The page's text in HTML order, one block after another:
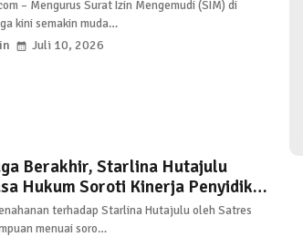
– Mengurus Surat Izin Mengemudi (SIM) di
kini semakin muda…
Juli 10, 2026
Berakhir, Starlina Hutajulu
Hukum Soroti Kinerja Penyidik
terhadap Starlina Hutajulu oleh Satres
menuai soro…